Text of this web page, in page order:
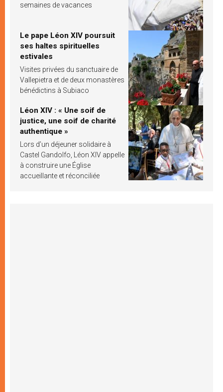
semaines de vacances
Le pape Léon XIV poursuit
ses haltes spirituelles
estivales
Visites privées du sanctuaire de
Vallepietra et de deux monastères
bénédictins à Subiaco
Léon XIV : « Une soif de
justice, une soif de charité
authentique »
Lors d’un déjeuner solidaire à
Castel Gandolfo, Léon XIV appelle
à construire une Église
accueillante et réconciliée